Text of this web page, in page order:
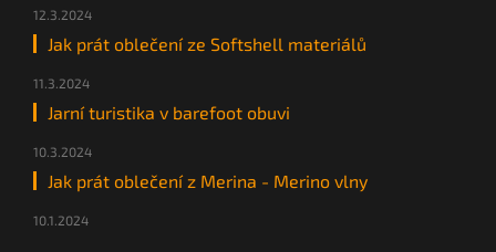
12.3.2024
Jak prát oblečení ze Softshell materiálů
11.3.2024
Jarní turistika v barefoot obuvi
10.3.2024
Jak prát oblečení z Merina - Merino vlny
10.1.2024